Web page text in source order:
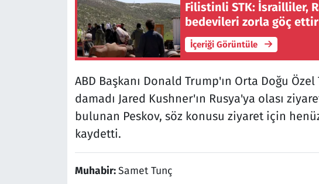
Filistinli STK: İsrailliler,
bedevileri zorla göç
İçeriği Görüntüle
ABD Başkanı Donald Trump'ın Orta Doğu
damadı Jared Kushner'ın Rusya'ya olası
bulunan Peskov, söz konusu ziyaret için
kaydetti.
Muhabir:Samet Tunç